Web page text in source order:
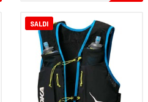
SALDI